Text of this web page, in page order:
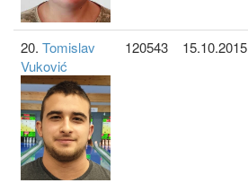
20. Tomislav
Vuković
120543 15.10.2015